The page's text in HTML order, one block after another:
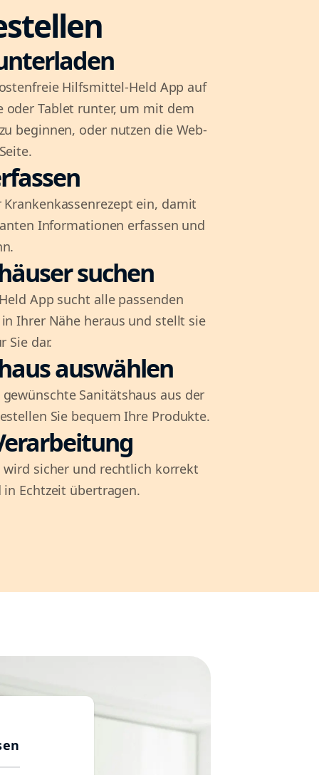
Hilfsmittel-Held App auf
oder Tablet runter, um mit dem
beginnen, oder nutzen die Web-
Krankenkassenrezept ein, damit
Informationen erfassen und
suchen
App sucht alle passenden
Ihrer Nähe heraus und stellt sie
Sie dar.
auswählen
gewünschte Sanitätshaus aus der
Sie bequem Ihre Produkte.
sicher und rechtlich korrekt
Echtzeit übertragen.